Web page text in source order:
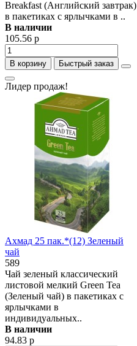
Breakfast (Английский завтрак)
в пакетиках с ярлычками в ..
В наличии
105.56 р
В корзину Быстрый заказ
Лидер продаж!
Ахмад 25 пак.*(12) Зеленый
чай
589
Чай зеленый классический
листовой мелкий Green Tea
(Зеленый чай) в пакетиках с
ярлычками в
индивидуальных..
В наличии
94.83 р